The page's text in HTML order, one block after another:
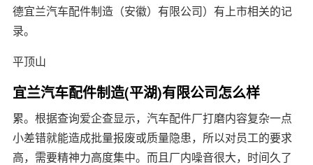
德宜兰汽车配件制造（安徽）有限公司）有上市相关的记
录。
平顶山
宜兰汽车配件制造(平湖)有限公司怎么样
累。根据查询爱企查显示，汽车配件厂打磨内容复杂一点
小差错就能造成批量报废或质量隐患，所以对员工的要求
高，需要精神力高度集中。而且厂内噪音很大，时间久了